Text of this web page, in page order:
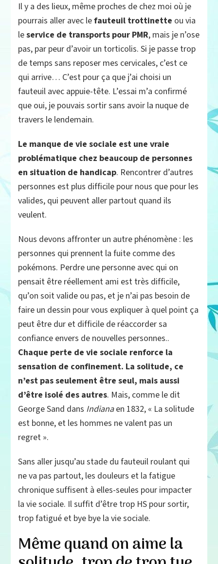
Il y a des lieux, même proches de chez moi où je
pourrais aller avec lefauteuil trottinette ou via
leservice de transports pour PMR, mais je n’ose
pas, par peur d’avoir un torticolis. Si je passe trop
de temps sans reposer mes cervicales, c’est ce
qui arrive… C’est pour ça que j’ai choisi un
fauteuil avec appuie-tête. L’essai m’a confirmé
que oui, je pouvais sortir sans avoir la nuque de
travers le lendemain.
Le manque de vie sociale est une vraie
problématique chez beaucoup de personnes
en situation de handicap. Rencontrer d’autres
personnes est plus difficile pour nous que pour les
valides, qui peuvent aller partout quand ils
veulent.
Nous devons affronter un autre phénomène : les
personnes qui prennent la fuite comme des
pokémons. Perdre une personne avec qui on
pensait être réellement ami est très difficile,
qu’on soit valide ou pas, et je n’ai pas besoin de
faire un dessin pour vous expliquer à quel point ça
peut être dur et difficile de réaccorder sa
confiance envers de nouvelles personnes..
Chaque perte de vie sociale renforce la
sensation de confinement. La solitude, ce
n’est pas seulement être seul, mais aussi
d’être isolé des autres. Mais, comme le dit
George Sand dans Indianaen 1832, « La solitude
est bonne, et les hommes ne valent pas un
regret ».
Sans aller jusqu’au stade du fauteuil roulant qui
ne va pas partout, les douleurs et la fatigue
chronique suffisent à elles-seules pour impacter
la vie sociale. Il suffit d’être trop HS pour sortir,
trop fatigué et bye bye la vie sociale.
Même quand on aime la